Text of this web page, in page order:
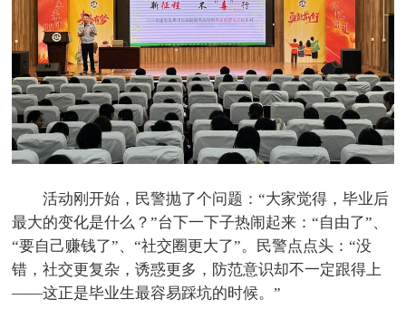
活动刚开始，民警抛了个问题：“大家觉得，毕业后
最大的变化是什么？”台下一下子热闹起来：“自由了”、
“要自己赚钱了”、“社交圈更大了”。民警点点头：“没
错，社交更复杂，诱惑更多，防范意识却不一定跟得上
——这正是毕业生最容易踩坑的时候。”